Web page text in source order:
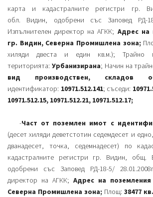
карта и кадастралните регистри гр.
обл. Видин, одобрени със Заповед РД-
Изпълнителен директор на АГКК; Адрес на
гр. Видин, Северна Промишлена зона;
хиляди двеста и един кв.м.); Трайно
територията: Урбанизирана; Начин на
вид производствен, складов
идентификатор: 10971.512.141; съседи:
10971.512.15, 10971.512.21, 10971.512.17;
-Част от поземлен имот с
(десет хиляди деветстотин седемдесет и
дванадесет, точка, седемнадесет) по
кадастралните регистри гр. Видин, общ.
одобрени със Заповед РД-18-5/
директор на АГКК; Адрес на
Северна Промишлена зона; Площ: 38477